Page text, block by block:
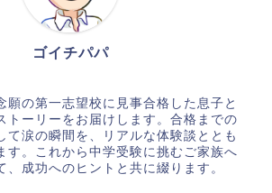
ゴイチパパ
願の第一志望校に見事合格した息子と
トーリーをお届けします。合格までの
て涙の瞬間を、リアルな体験談ととも
す。これから中学受験に挑むご家族へ
、成功へのヒントと共に綴ります。